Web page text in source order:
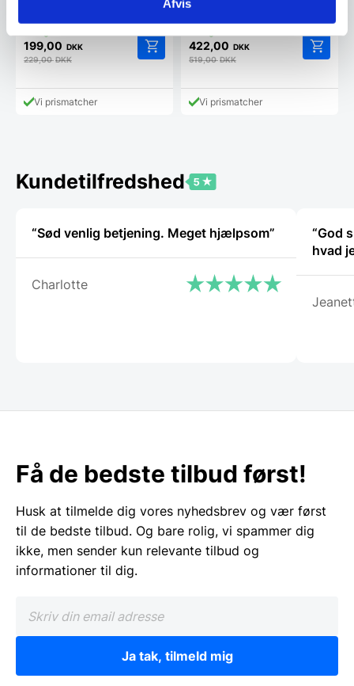
Afvis
15 cm flexibleVictorinox FIBROX
199,00 DKK
229,00DKK
Vi prismatcher
cm.Præcis udbening med
422,00 DKK
519,00DKK
Vi prismatcher
Kundetilfredshed
“Sød venlig betjening. Meget hjælpsom”
Charlotte
“God
Få de bedste tilbud først!
Husk at tilmelde dig vores nyhedsbrev og vær først
til de bedste tilbud. Og bare rolig, vi spammer dig
ikke, men sender kun relevante tilbud og
informationer til dig.
Ja tak, tilmeld mig